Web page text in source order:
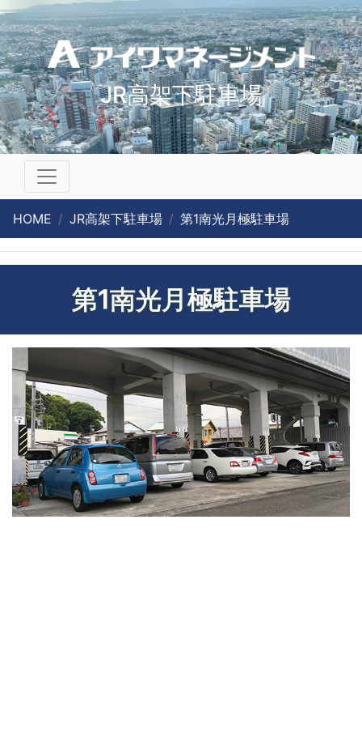
JR高架下駐車場
HOME JR高架下駐車場 第1南光月極駐車場
第1南光月極駐車場